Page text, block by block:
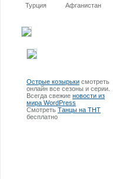
Турция Афганистан
Острые козырьки смотреть
онлайн все сезоны и серии.
Всегда свежие новости из
мира WordPress
Смотреть Танцы на ТНТ
бесплатно